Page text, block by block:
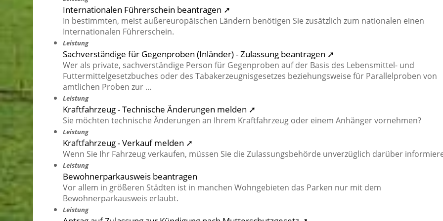
Internationalen Führerschein beantragen ➚
In bestimmten, meist außereuropäischen Ländern benötigen Sie zusätzlich zum nationalen einen
Internationalen Führerschein.
Leistung
Sachverständige für Gegenproben (Inländer) - Zulassung beantragen ➚
Wer als private, sachverständige Person für Gegenproben auf der Basis des Lebensmittel- und
Futtermittelgesetzbuches oder des Tabakerzeugnisgesetzes beziehungsweise für Parallelproben von
amtlichen Proben zur …
Leistung
Kraftfahrzeug - Technische Änderungen melden ➚
Sie möchten technische Änderungen an Ihrem Kraftfahrzeug oder einem Anhänger vornehmen?
Leistung
Kraftfahrzeug - Verkauf melden ➚
Wenn Sie Ihr Fahrzeug verkaufen, müssen Sie die Zulassungsbehörde unverzüglich darüber
Leistung
Bewohnerparkausweis beantragen
Vor allem in größeren Städten ist in manchen Wohngebieten das Parken nur mit dem
Bewohnerparkausweis erlaubt.
Leistung